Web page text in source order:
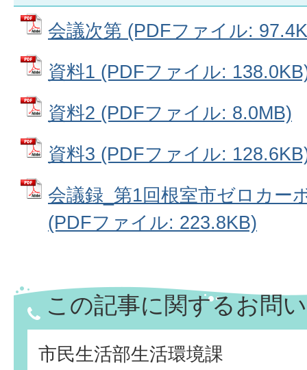
会議次第 (PDFファイル:
資料1 (PDFファイル:
資料2 (PDFファイル: 8.0MB)
資料3 (PDFファイル:
会議録_第1回根室市ゼロカー
(PDFファイル: 223.8KB)
この記事に関するお問
市民生活部生活環境課